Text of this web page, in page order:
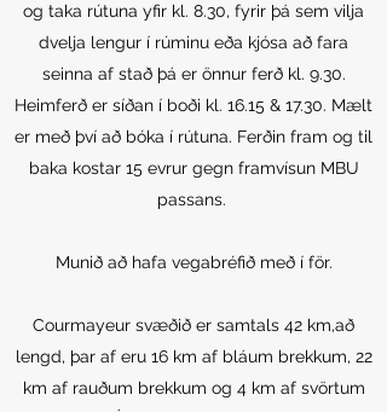
og taka rútuna yfir kl. 8.30, fyrir þá sem vilja
dvelja lengur í rúminu eða kjósa að fara
seinna af stað þá er önnur ferð kl. 9.30.
Heimferð er síðan í boði kl. 16.15 & 17.30. Mælt
er með því að bóka í rútuna. Ferðin fram og til
baka kostar 15 evrur gegn framvísun MBU
passans.
Munið að hafa vegabréfið með í för.
Courmayeur svæðið er samtals 42 km,að
lengd, þar af eru 16 km af bláum brekkum, 22
km af rauðum brekkum og 4 km af svörtum